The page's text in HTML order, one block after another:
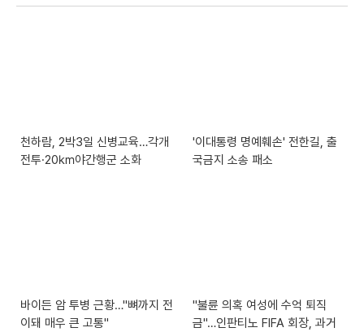
천하람, 2박3일 신병교육…각개
전투·20㎞야간행군 소화
'이대통령 명예훼손' 전한길, 출
국금지 소송 패소
바이든 암 투병 근황…"뼈까지 전
이돼 매우 큰 고통"
"불륜 의혹 여성에 수억 퇴직
금"…인판티노 FIFA 회장, 과거